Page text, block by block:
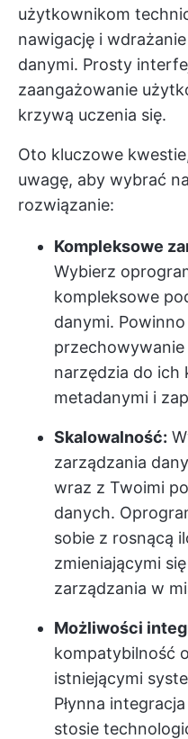
użytkownikom
nawigację i
danymi. Prosty
zaangażowanie
krzywą uczenia się.
Oto kluczowe
uwagę, aby wybrać
rozwiązanie:
Kompleksowe
Wybierz
kompleksowe
danymi.
narzędzia do ich
metadanymi i
Skalowalność:
zarządzania
wraz z Twoimi
danych.
sobie z rosnącą
zmieniającymi
zarządzania w
Możliwości
kompatybilność
istniejącymi
Płynna
stosie